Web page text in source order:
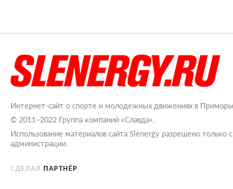
Интернет-сайт о спорте и молодежных движениях в
© 2011–2022 Группа компаний «Славда».
Использование материалов сайта Slenergy разрешено только
администрации.
СДЕЛАЛ ПАРТНЁР